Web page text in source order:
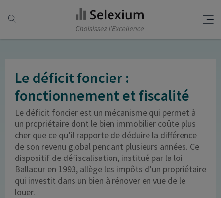
Le déficit foncier :
fonctionnement et fiscalité
Le déficit foncier est un mécanisme qui permet à
un propriétaire dont le bien immobilier coûte plus
cher que ce qu’il rapporte de déduire la différence
de son revenu global pendant plusieurs années. Ce
dispositif de défiscalisation, institué par la loi
Balladur en 1993, allège les impôts d’un propriétaire
qui investit dans un bien à rénover en vue de le
louer.